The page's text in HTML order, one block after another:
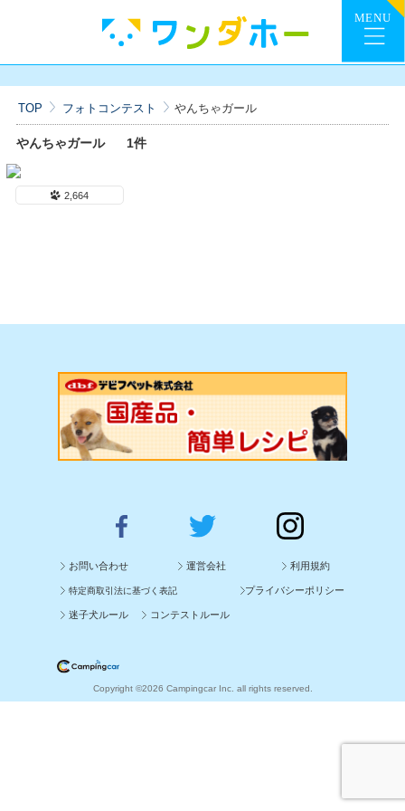
TOP フォトコンテスト やんちゃガール
やんちゃガール 1件
2,664
お問い合わせ 運営会社 利用規約
特定商取引法に基づく表記 プライバシーポリシー
迷子犬ルール コンテストルール
Copyright ©2026 Campingcar Inc. all rights reserved.